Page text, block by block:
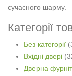
сучасного шарму.
Категорії
Без категорії
Вхідні двері
Дверна